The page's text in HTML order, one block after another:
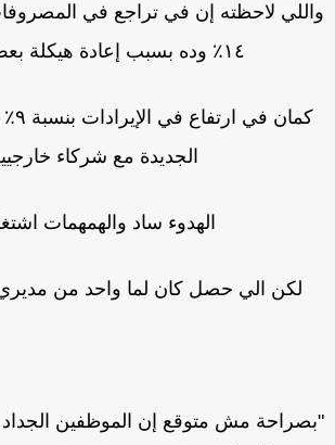
لاحظته إن في تراجع في المصروفات
١٤٪ وده بسبب إعادة هيكلة بعض البنود
كمان في
الجديدة مع شركاء خارجيين
الهدوء ساد والهمهمات
لكن الي حصل كان لما واحد من مديري
مش متوقع إن الموظفين الجداد